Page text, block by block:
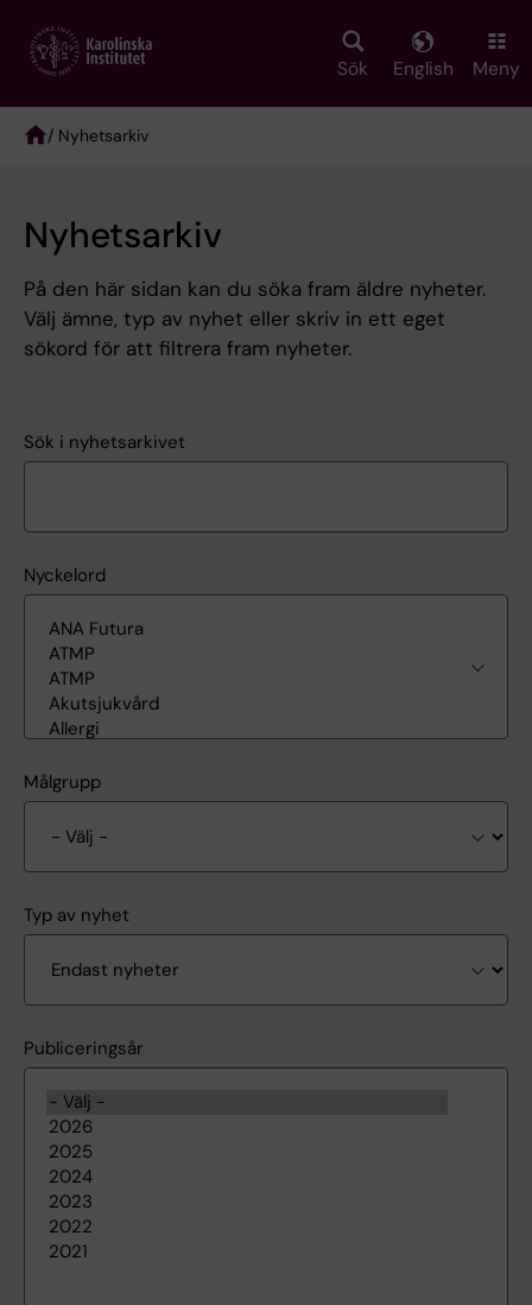
main
Sök English Meny
/ Nyhetsarkiv
Nyhetsarkiv
På den här sidan kan du söka fram äldre nyheter.
Välj ämne, typ av nyhet eller skriv in ett eget
sökord för att filtrera fram nyheter.
Sök i nyhetsarkivet
Nyckelord
Målgrupp
Typ av nyhet
Publiceringsår